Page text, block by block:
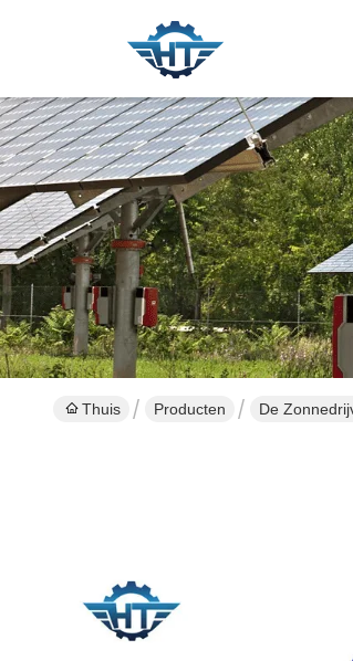
Thuis Producten De